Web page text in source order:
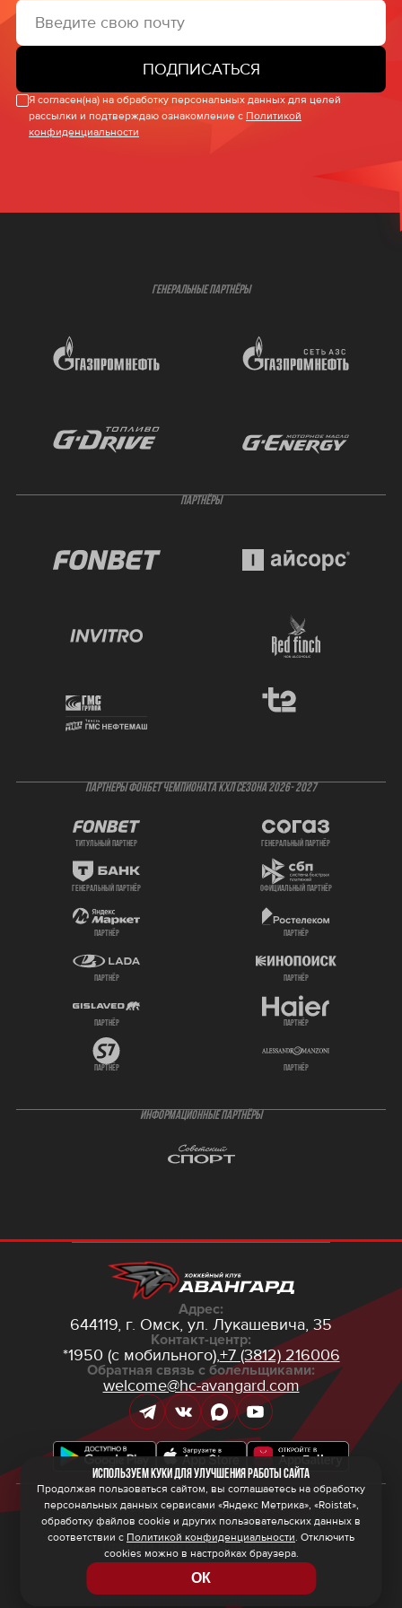
ПОДПИСАТЬСЯ
Я согласен(на) на обработку персональных данных для целей
рассылки и подтверждаю ознакомление с Политикой
конфиденциальности
ГЕНЕРАЛЬНЫЕ ПАРТНЁРЫ
ПАРТНЁРЫ
ПАРТНЕРЫ ФОНБЕТ ЧЕМПИОНАТА КХЛ СЕЗОНА 2026- 2027
титульный партнер генеральный партнёр
генеральный партнёр официальный партнёр
партнёр партнёр
партнёр партнёр
партнёр партнёр
партнёр партнёр
ИНФОРМАЦИОННЫЕ ПАРТНЁРЫ
Адрес:
644119, г. Омск, ул. Лукашевича, 35
Контакт-центр:
*1950 (с мобильного),+7 (3812) 216006
Обратная связь с болельщиками:
welcome@hc-avangard.com
© 2026 ООО ХК «Авангард»
Политика конфиденциальности
Политика обработки персональных данных
Правила программы лояльности
Используем куки для улучшения работы сайта
Продолжая пользоваться сайтом, вы соглашаетесь на обработку
персональных данных сервисами «Яндекс Метрика», «Roistat»,
обработку файлов cookie и других пользовательских данных в
соответствии с Политикой конфиденциальности. Отключить
cookies можно в настройках браузера.
ОК